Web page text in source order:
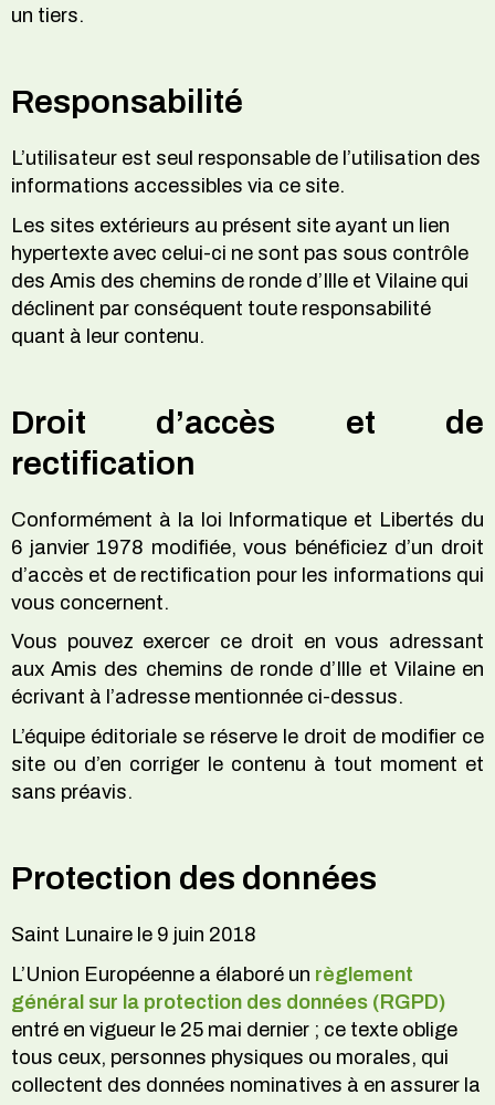
un tiers.
Responsabilité
L’utilisateur est seul responsable de l’utilisation des
informations accessibles via ce site.
Les sites extérieurs au présent site ayant un lien
hypertexte avec celui-ci ne sont pas sous contrôle
des Amis des chemins de ronde d’Ille et Vilaine qui
déclinent par conséquent toute responsabilité
quant à leur contenu.
Droit d’accès et de
rectification
Conformément à la loi Informatique et Libertés du
6 janvier 1978 modifiée, vous bénéficiez d’un droit
d’accès et de rectification pour les informations qui
vous concernent.
Vous pouvez exercer ce droit en vous adressant
aux Amis des chemins de ronde d’Ille et Vilaine en
écrivant à l’adresse mentionnée ci-dessus.
L’équipe éditoriale se réserve le droit de modifier ce
site ou d’en corriger le contenu à tout moment et
sans préavis.
Protection des données
Saint Lunaire le 9 juin 2018
L’Union Européenne a élaboré un règlement
général sur la protection des données (RGPD)
entré en vigueur le 25 mai dernier ; ce texte oblige
tous ceux, personnes physiques ou morales, qui
collectent des données nominatives à en assurer la